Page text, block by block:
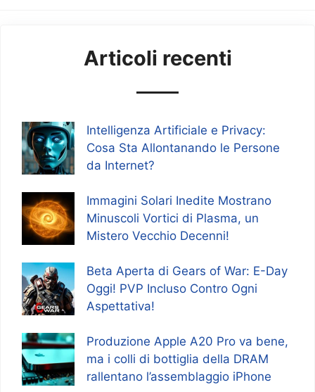
Articoli recenti
Intelligenza Artificiale e Privacy:
Cosa Sta Allontanando le Persone
da Internet?
Immagini Solari Inedite Mostrano
Minuscoli Vortici di Plasma, un
Mistero Vecchio Decenni!
Beta Aperta di Gears of War: E-Day
Oggi! PVP Incluso Contro Ogni
Aspettativa!
Produzione Apple A20 Pro va bene,
ma i colli di bottiglia della DRAM
rallentano l’assemblaggio iPhone